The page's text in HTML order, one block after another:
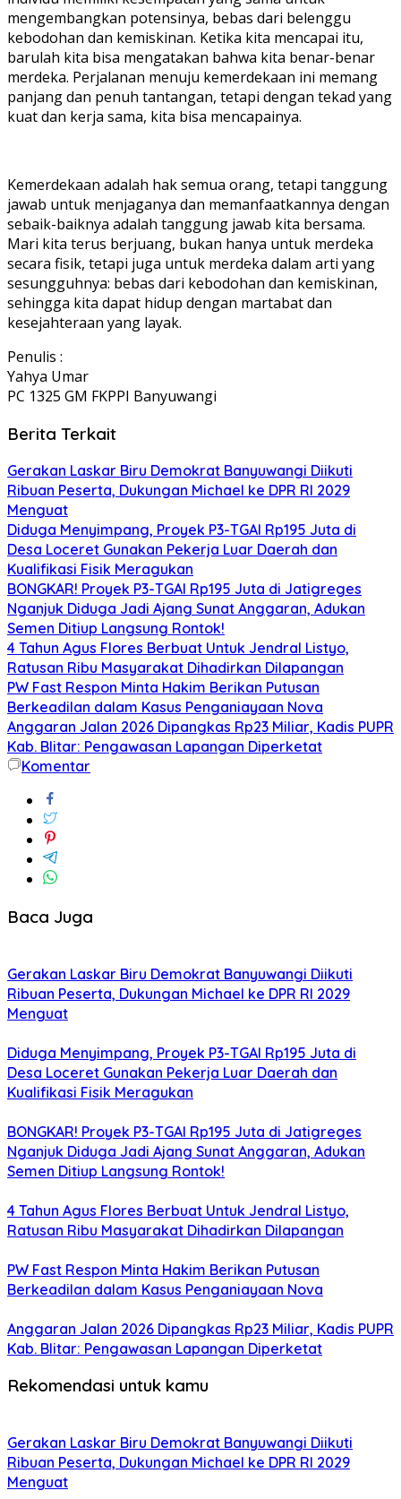
mengembangkan potensinya, bebas dari belenggu
kebodohan dan kemiskinan. Ketika kita mencapai itu,
barulah kita bisa mengatakan bahwa kita benar-benar
merdeka. Perjalanan menuju kemerdekaan ini memang
panjang dan penuh tantangan, tetapi dengan tekad yang
kuat dan kerja sama, kita bisa mencapainya.
Kemerdekaan adalah hak semua orang, tetapi tanggung
jawab untuk menjaganya dan memanfaatkannya dengan
sebaik-baiknya adalah tanggung jawab kita bersama.
Mari kita terus berjuang, bukan hanya untuk merdeka
secara fisik, tetapi juga untuk merdeka dalam arti yang
sesungguhnya: bebas dari kebodohan dan kemiskinan,
sehingga kita dapat hidup dengan martabat dan
kesejahteraan yang layak.
Penulis :
Yahya Umar
PC 1325 GM FKPPI Banyuwangi
Berita Terkait
Gerakan Laskar Biru Demokrat Banyuwangi Diikuti
Ribuan Peserta, Dukungan Michael ke DPR RI 2029
Menguat
Diduga Menyimpang, Proyek P3-TGAI Rp195 Juta di
Desa Loceret Gunakan Pekerja Luar Daerah dan
Kualifikasi Fisik Meragukan
BONGKAR! Proyek P3-TGAI Rp195 Juta di Jatigreges
Nganjuk Diduga Jadi Ajang Sunat Anggaran, Adukan
Semen Ditiup Langsung Rontok!
4 Tahun Agus Flores Berbuat Untuk Jendral Listyo,
Ratusan Ribu Masyarakat Dihadirkan Dilapangan
PW Fast Respon Minta Hakim Berikan Putusan
Berkeadilan dalam Kasus Penganiayaan Nova
Anggaran Jalan 2026 Dipangkas Rp23 Miliar, Kadis PUPR
Kab. Blitar: Pengawasan Lapangan Diperketat
Komentar
Baca Juga
Gerakan Laskar Biru Demokrat Banyuwangi Diikuti
Ribuan Peserta, Dukungan Michael ke DPR RI 2029
Menguat
Diduga Menyimpang, Proyek P3-TGAI Rp195 Juta di
Desa Loceret Gunakan Pekerja Luar Daerah dan
Kualifikasi Fisik Meragukan
BONGKAR! Proyek P3-TGAI Rp195 Juta di Jatigreges
Nganjuk Diduga Jadi Ajang Sunat Anggaran, Adukan
Semen Ditiup Langsung Rontok!
4 Tahun Agus Flores Berbuat Untuk Jendral Listyo,
Ratusan Ribu Masyarakat Dihadirkan Dilapangan
PW Fast Respon Minta Hakim Berikan Putusan
Berkeadilan dalam Kasus Penganiayaan Nova
Anggaran Jalan 2026 Dipangkas Rp23 Miliar, Kadis PUPR
Kab. Blitar: Pengawasan Lapangan Diperketat
Rekomendasi untuk kamu
Gerakan Laskar Biru Demokrat Banyuwangi Diikuti
Ribuan Peserta, Dukungan Michael ke DPR RI 2029
Menguat